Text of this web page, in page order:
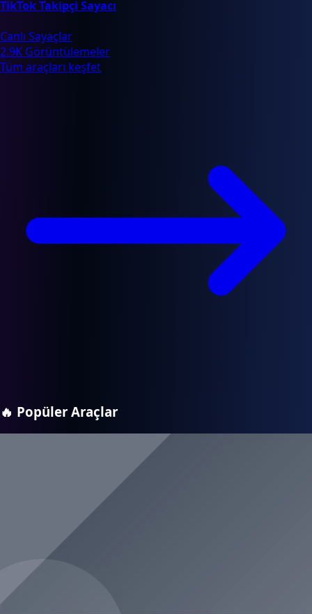
TikTok Takipçi Sayacı
Canlı Sayaçlar
2.9K Görüntülemeler
Tüm araçları keşfet
🔥 Popüler Araçlar